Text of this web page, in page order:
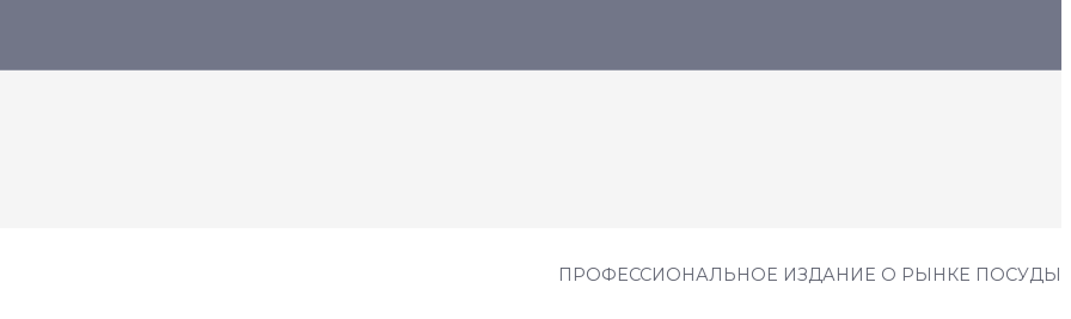
ПРОФЕССИОНАЛЬНОЕ ИЗДАНИЕ О РЫНКЕ ПОСУДЫ